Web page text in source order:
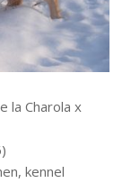
la Charola x
kennel